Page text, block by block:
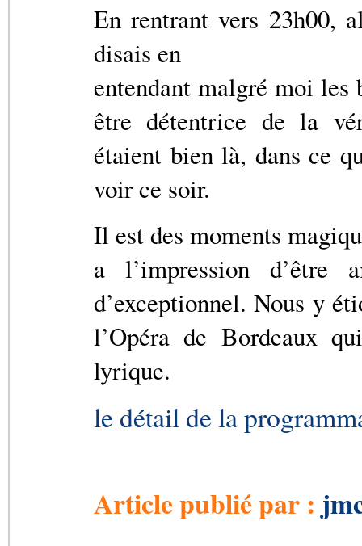
En rentrant vers 23h00,
disais en
entendant malgré moi les
être détentrice de la
étaient bien là, dans ce
voir ce soir.
Il est des moments
a l’impression d’être
d’exceptionnel. Nous y
l’Opéra de Bordeaux
lyrique.
le détail de la
Article publié par :